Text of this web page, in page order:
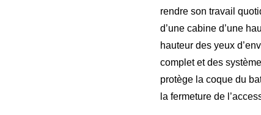
rendre son travail
d’une cabine d’une
hauteur des yeux
complet et des
protège la coque du
la fermeture de